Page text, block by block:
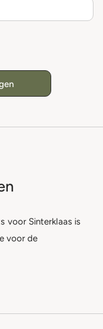
voor Sinterklaas is
voor de